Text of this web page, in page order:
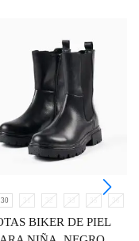
30 36
BIKER DE PIEL